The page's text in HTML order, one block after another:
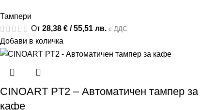
Тампери
От 28,38 € / 55,51 лв. с ДДС
Добави в количка
CINOART PT2 – Автоматичен тампер за
кафе